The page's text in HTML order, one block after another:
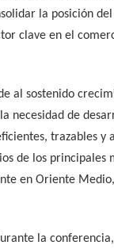
la posición del
clave en el
al sostenido
necesidad de
trazables y
de los principales
en Oriente
la